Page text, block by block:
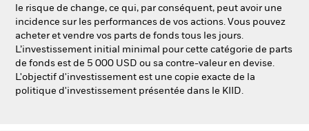
le risque de change, ce qui, par conséquent, peut avoir une
incidence sur les performances de vos actions. Vous pouvez
acheter et vendre vos parts de fonds tous les jours.
L’investissement initial minimal pour cette catégorie de parts
de fonds est de 5 000 USD ou sa contre-valeur en devise.
L'objectif d'investissement est une copie exacte de la
politique d'investissement présentée dans le KIID.